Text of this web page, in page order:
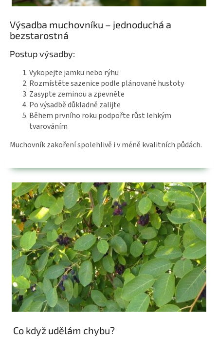
Výsadba muchovníku – jednoduchá a
bezstarostná
Postup výsadby:
Vykopejte jamku nebo rýhu
Rozmístěte sazenice podle plánované hustoty
Zasypte zeminou a zpevněte
Po výsadbě důkladně zalijte
Během prvního roku podpořte růst lehkým
tvarováním
Muchovník zakoření spolehlivě i v méně kvalitních půdách.
Co když udělám chybu?